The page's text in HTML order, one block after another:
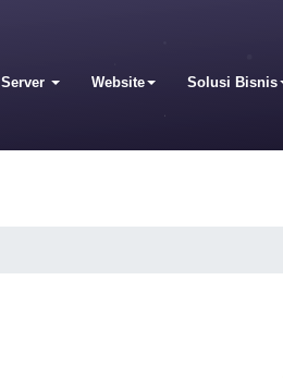
Server Website Solusi Bisnis